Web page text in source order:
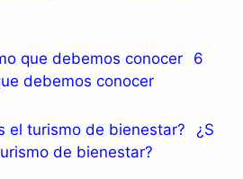
6
debemos conocer
¿S
de bienestar?